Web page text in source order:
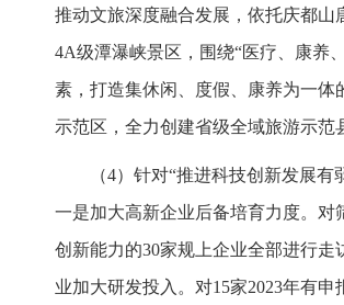
推动文旅深度融合发展，依托庆都山
4A级潭瀑峡景区，围绕“医疗、康养
素，打造集休闲、度假、康养为一体
示范区，全力创建省级全域旅游示范
（4）针对“推进科技创新发展有
一是加大高新企业后备培育力度。对
创新能力的30家规上企业全部进行走
业加大研发投入。对15家2023年有申